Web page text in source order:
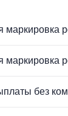
маркировка
маркировка
без